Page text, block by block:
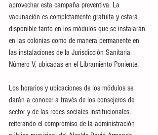
aprovechar esta campaña preventiva. La
vacunación es completamente gratuita y estará
disponible tanto en los módulos que se instalarán
en las colonias como de manera permanente en
las instalaciones de la Jurisdicción Sanitaria
Número V, ubicadas en el Libramiento Poniente.
Los horarios y ubicaciones de los módulos se
darán a conocer a través de los consejeros de
sector y de las redes sociales institucionales,
reiterando el compromiso de la administración